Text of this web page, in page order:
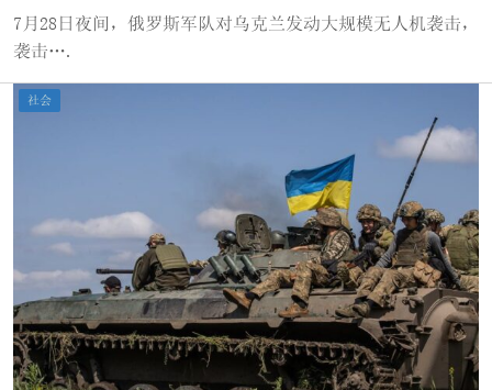
7月28日夜间，俄罗斯军队对乌克兰发动大规模无人机袭击，
袭击….
社会